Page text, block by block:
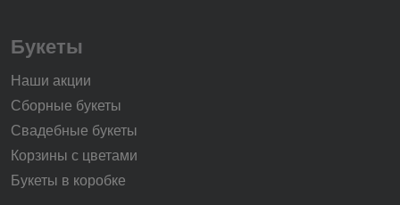
Букеты
Наши акции
Сборные букеты
Свадебные букеты
Корзины с цветами
Букеты в коробке